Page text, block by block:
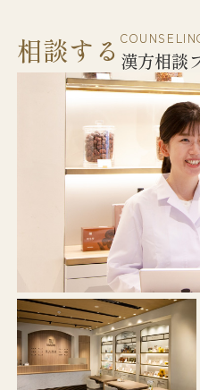
相談する漢方相談